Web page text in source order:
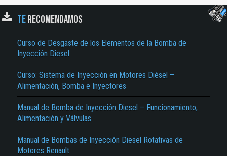
TERECOMENDAMOS
Curso de Desgaste de los Elementos de la Bomba de
Inyección Diesel
Curso: Sistema de Inyección en Motores Diésel –
Alimentación, Bomba e Inyectores
Manual de Bomba de Inyección Diesel – Funcionamiento,
Alimentación y Válvulas
Manual de Bombas de Inyección Diesel Rotativas de
Motores Renault
El Título es incorrecto según el contenido.
Texto o Imagen de portada son erróneos.
No carga o no se visualiza el contenido.